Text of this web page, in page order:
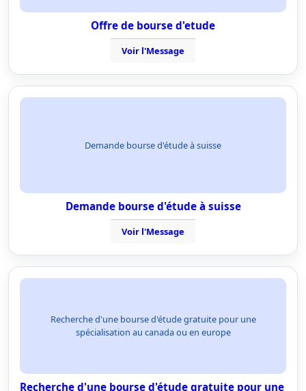
Offre de bourse d'etude
Voir l'Message
Demande bourse d'étude à suisse
Demande bourse d'étude à suisse
Voir l'Message
Recherche d'une bourse d'étude gratuite pour une
spécialisation au canada ou en europe
Recherche d'une bourse d'étude gratuite pour une